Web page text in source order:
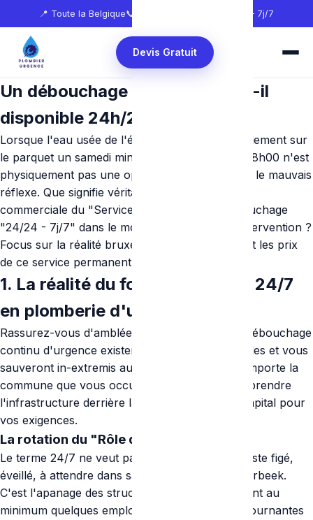
📍 Toute la Belgique📞 🕐 24h/24 — 7j/7
Devis Gratuit
Un débouchage à Bruxelles est-il
disponible 24h/24 et 7j/7 ?
Lorsque l'eau usée de l'évier déborde inexorablement sur
le parquet un samedi minuit, attendre le lundi à 8h00 n'est
physiquement pas une option. La panique invite le mauvais
réflexe. Que signifie véritablement l'appellation
commerciale du "Service de garde" et du débouchage
"24/24 - 7j/7" dans le monde la plomberie d'intervention ?
Focus sur la réalité bruxelloise, les astreintes, et les prix
de ce service permanent.
1. La réalité du fonctionnement 24/7
en plomberie d'urgence
Rassurez-vous d'amblée : oui, les services de débouchage
continu d'urgence existent fermement à Bruxelles et vous
sauveront in-extremis au cœur de la nuit peu importe la
commune que vous occupez. Cependant, comprendre
l'infrastructure derrière la promesse web est capital pour
vos exigences.
La rotation du "Rôle de Garde"
Le terme 24/7 ne veut pas dire qu'un artisan reste figé,
éveillé, à attendre dans sa camionnette à Schaerbeek.
C'est l'apanage des structures structurées (ayant au
minimum quelques employés) d'organiser des tournantes